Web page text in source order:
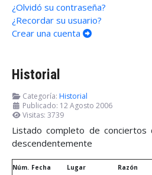
¿Olvidó su contraseña?
¿Recordar su usuario?
Crear una cuenta
Historial
Categoría: Historial
Publicado: 12 Agosto 2006
Visitas: 3739
Listado completo de conciertos
descendentemente
Núm. Fecha Lugar Razón